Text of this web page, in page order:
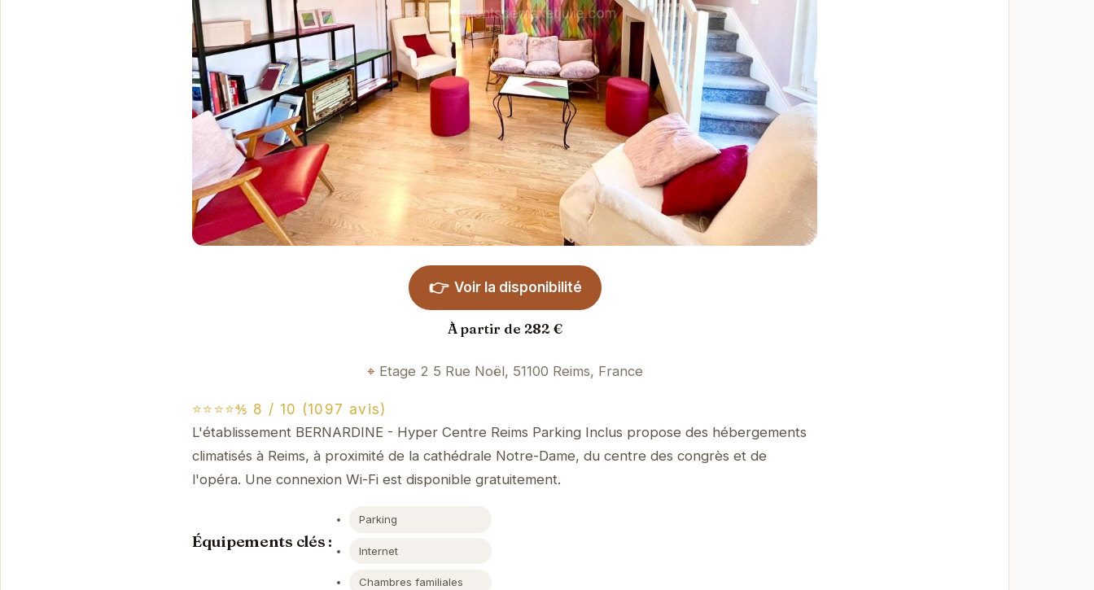
👉 Voir la disponibilité
À partir de 282 €
Etage 2 5 Rue Noël, 51100 Reims, France
⭐⭐⭐⭐⅘ 8 / 10 (1097 avis)
L'établissement BERNARDINE - Hyper Centre Reims Parking Inclus propose des hébergements
climatisés à Reims, à proximité de la cathédrale Notre-Dame, du centre des congrès et de
l'opéra. Une connexion Wi-Fi est disponible gratuitement.
Équipements clés :
Parking
Internet
Chambres familiales